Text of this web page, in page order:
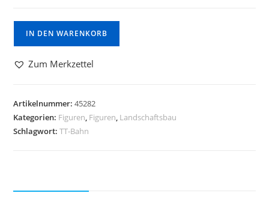
IN DEN WARENKORB
Zum Merkzettel
Artikelnummer:45282
Kategorien: Figuren, Figuren, Landschaftsbau
Schlagwort:TT-Bahn